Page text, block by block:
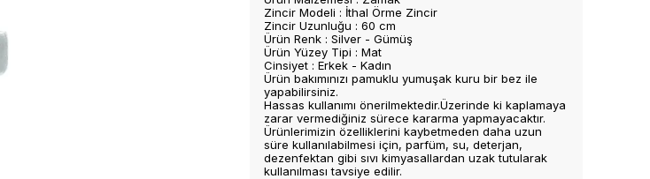
Zincir Modeli : İthal Örme Zincir
Zincir Uzunluğu : 60 cm
Ürün Renk : Silver - Gümüş
Ürün Yüzey Tipi : Mat
Cinsiyet : Erkek - Kadın
Ürün bakımınızı pamuklu yumuşak kuru bir bez ile
yapabilirsiniz.
Hassas kullanımı önerilmektedir.Üzerinde ki kaplamaya
zarar vermediğiniz sürece kararma yapmayacaktır.
Ürünlerimizin özelliklerini kaybetmeden daha uzun
süre kullanılabilmesi için, parfüm, su, deterjan,
dezenfektan gibi sıvı kimyasallardan uzak tutularak
kullanılması tavsiye edilir.